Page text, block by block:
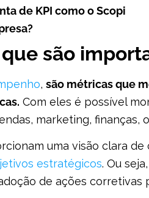
de KPI como o Scopi
são
, são métricas que
Com eles é possível
marketing, finanças,
uma visão clara
estratégicos. Ou
de ações corretivas